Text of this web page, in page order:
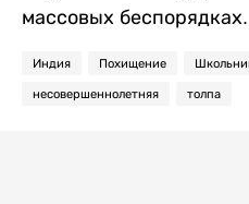
массовых беспорядках.
Индия Похищение
несовершеннолетняя толпа